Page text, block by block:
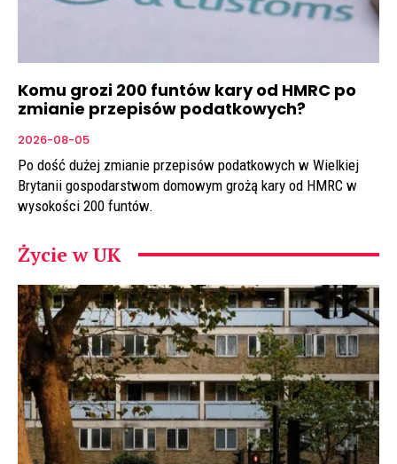
Komu grozi 200 funtów kary od HMRC po
zmianie przepisów podatkowych?
2026-08-05
Po dość dużej zmianie przepisów podatkowych w Wielkiej
Brytanii gospodarstwom domowym grożą kary od HMRC w
wysokości 200 funtów.
Życie w UK